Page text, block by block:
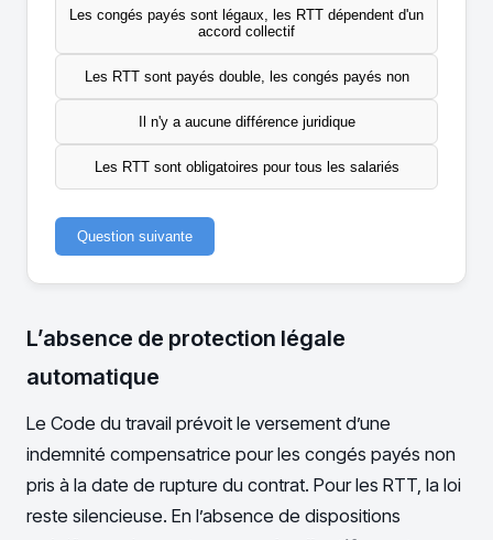
Les congés payés sont légaux, les RTT dépendent d'un
accord collectif
Les RTT sont payés double, les congés payés non
Il n'y a aucune différence juridique
Les RTT sont obligatoires pour tous les salariés
Question suivante
L’absence de protection légale
automatique
Le Code du travail prévoit le versement d’une
indemnité compensatrice pour les congés payés non
pris à la date de rupture du contrat. Pour les RTT, la loi
reste silencieuse. En l’absence de dispositions